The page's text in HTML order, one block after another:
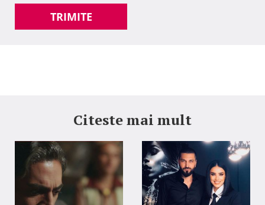
TRIMITE
Citeste mai mult